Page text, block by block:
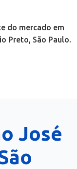
do mercado em
Preto, São Paulo.
José